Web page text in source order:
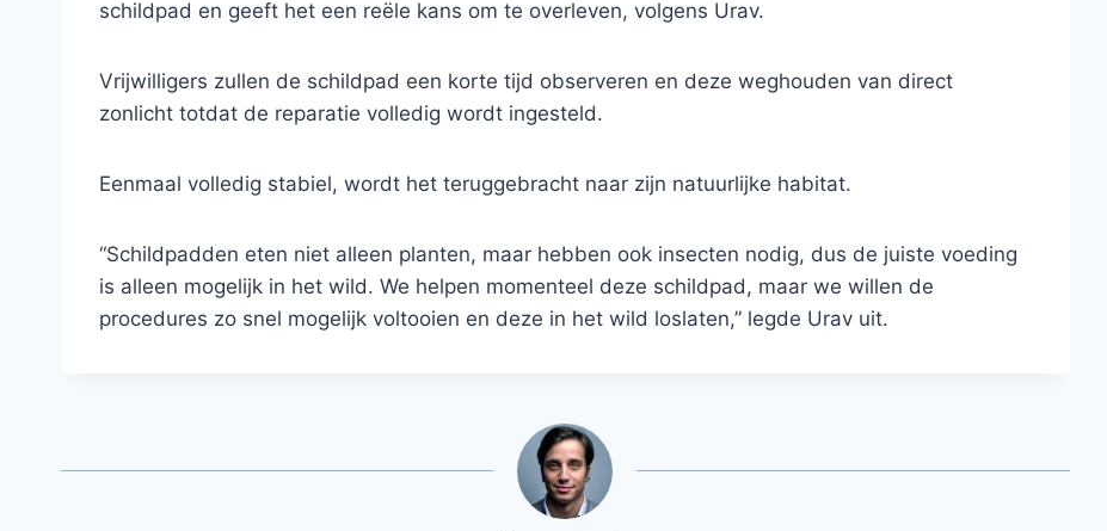
schildpad en geeft het een reële kans om te overleven, volgens Urav.
Vrijwilligers zullen de schildpad een korte tijd observeren en deze weghouden van direct
zonlicht totdat de reparatie volledig wordt ingesteld.
Eenmaal volledig stabiel, wordt het teruggebracht naar zijn natuurlijke habitat.
“Schildpadden eten niet alleen planten, maar hebben ook insecten nodig, dus de juiste voeding
is alleen mogelijk in het wild. We helpen momenteel deze schildpad, maar we willen de
procedures zo snel mogelijk voltooien en deze in het wild loslaten,” legde Urav uit.